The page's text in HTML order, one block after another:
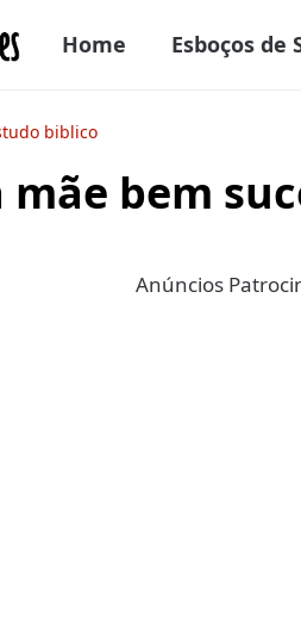
Home Esboços de
biblico
bem
Anúncios